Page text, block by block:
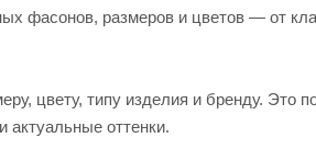
фасонов, размеров и цветов — от
цвету, типу изделия и бренду. Это
оттенки.